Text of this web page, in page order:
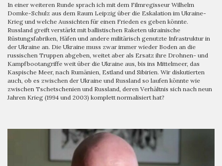
In einer weiteren Runde sprach ich mit dem Filmregisseur Wilhelm
Domke-Schulz aus dem Raum Leipzig über die Eskalation im Ukraine-
Krieg und welche Aussichten für einen Frieden es geben könnte.
Russland greift verstärkt mit ballistischen Raketen ukrainische
Rüstungsfabriken, Häfen und andere militärisch genutzte Infrastruktur in
der Ukraine an. Die Ukraine muss zwar immer wieder Boden an die
russischen Truppen abgeben, weitet aber als Ersatz ihre Drohnen- und
Kampfbootangriffe weit über die Ukraine aus, bis ins Mittelmeer, das
Kaspische Meer, nach Rumänien, Estland und Sibirien. Wir diskutierten
auch, ob es zwischen der Ukraine und Russland so laufen könnte wie
zwischen Tschetschenien und Russland, deren Verhältnis sich nach neun
Jahren Krieg (1994 und 2003) komplett normalisiert hat?